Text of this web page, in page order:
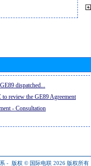
dispatched...
review the GE89 Agreement
- Consultation
- 版权 © 国际电联 2026 版权所有